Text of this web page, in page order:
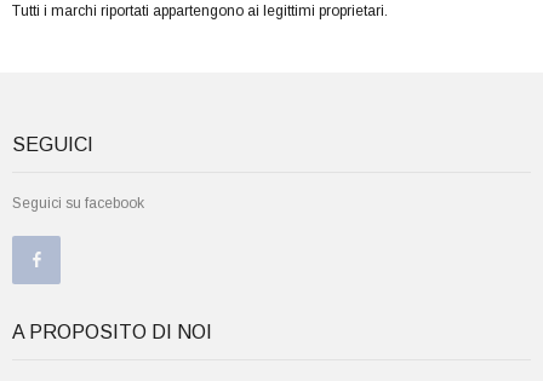
Tutti i marchi riportati appartengono ai legittimi proprietari.
SEGUICI
Seguici su facebook
A PROPOSITO DI NOI